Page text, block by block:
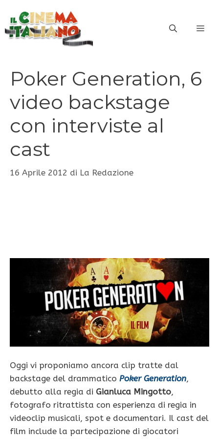
contenuto
Poker Generation, 6
video backstage
con interviste al
cast
16 Aprile 2012 di La Redazione
Oggi vi proponiamo ancora clip tratte dal
backstage del drammatico Poker Generation,
debutto alla regia di Gianluca Mingotto,
fotografo ritrattista con esperienza di regia in
videoclip musicali, spot e documentari. Il cast del
film include la partecipazione di giocatori